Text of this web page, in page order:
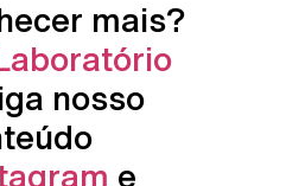
mais?
nosso
e